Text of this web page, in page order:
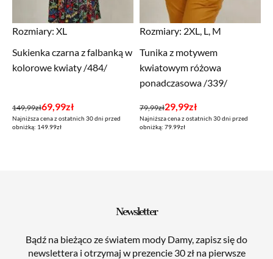
Rozmiary: XL
Sukienka czarna z falbanką w
kolorowe kwiaty /484/
149,99zł
Pierwotna
cena
69,99zł
Aktualna
cena
Najniższa cena z ostatnich 30 dni przed
obniżką: 149.99zł
Rozmiary: 2XL, L, M
Tunika z motywem
kwiatowym różowa
ponadczasowa /339/
79,99zł
Pierwotna
cena
29,99zł
Aktualna
cena
Najniższa cena z ostatnich 30 dni przed
obniżką: 79.99zł
Newsletter
Bądź na bieżąco ze światem mody Damy, zapisz się do
newslettera i otrzymaj w prezencie 30 zł na pierwsze